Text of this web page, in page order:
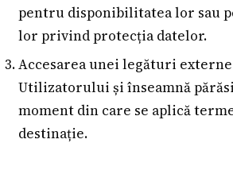
pentru disponibilitatea lor sau
lor privind protecția datelor.
Accesarea unei legături
Utilizatorului și înseamnă
moment din care se aplică
destinație.